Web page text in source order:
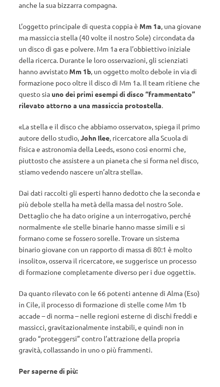
anche la sua bizzarra compagna.
L’oggetto principale di questa coppia è Mm 1a, una giovane
ma massiccia stella (40 volte il nostro Sole) circondata da
un disco di gas e polvere. Mm 1a era l’obbiettivo iniziale
della ricerca. Durante le loro osservazioni, gli scienziati
hanno avvistato Mm 1b, un oggetto molto debole in via di
formazione poco oltre il disco di Mm 1a. Il team ritiene che
questo sia uno dei primi esempi di disco “frammentato”
rilevato attorno a una massiccia protostella.
«La stella e il disco che abbiamo osservato», spiega il primo
autore dello studio,John Ilee, ricercatore alla Scuola di
fisica e astronomia della Leeds, «sono così enormi che,
piuttosto che assistere a un pianeta che si forma nel disco,
stiamo vedendo nascere un’altra stella».
Dai dati raccolti gli esperti hanno dedotto che la seconda e
più debole stella ha metà della massa del nostro Sole.
Dettaglio che ha dato origine a un interrogativo, perché
normalmente «le stelle binarie hanno masse simili e si
formano come se fossero sorelle. Trovare un sistema
binario giovane con un rapporto di massa di 80:1 è molto
insolito», osserva il ricercatore, «e suggerisce un processo
di formazione completamente diverso per i due oggetti».
Da quanto rilevato con le 66 potenti antenne di Alma (Eso)
in Cile, il processo di formazione di stelle come Mm 1b
accade – di norma – nelle regioni esterne di dischi freddi e
massicci, gravitazionalmente instabili, e quindi non in
grado “proteggersi” contro l’attrazione della propria
gravità, collassando in uno o più frammenti.
Per saperne di più: